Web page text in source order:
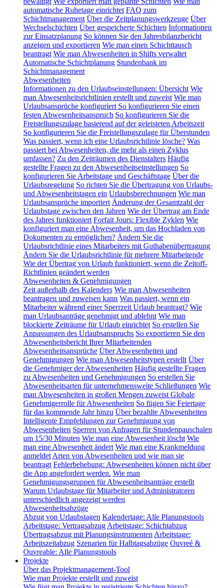
automatische Ruhetage einrichtet FAQ zum
Schichtmanagement Über die Zeitplanungswerkzeuge Über
Wechselschichten Über gespeicherte Schichten Informationen
zur Einsatzplanung So können Sie den Jahresbilanzbericht
anzeigen und exportieren Wie man einen Schichttausch
beantragt Wie man Abwesenheiten in Shifts verwaltet
Automatische Schichtplanung Stundenbank im
Schichtmanagement
Abwesenheiten
Informationen zu den Urlaubseinstellungen: Übersicht Wie
man Abwesenheitsrichtlinien erstellt und zuweist Wie man
Urlaubsansprüche konfiguriert So konfigurieren Sie einen
festen Abwesenheitsanspruch So konfigurieren Sie die
Freistellungszulage basierend auf der geleisteten Arbeitszeit
So konfigurieren Sie die Freistellungszulage für Überstunden
Was passiert, wenn ich eine Urlaubsrichtlinie lösche? Was
passiert bei Abwesenheiten, die mehr als einen Zyklus
umfassen? Zu den Zeiträumen des Dienstalters Häufig
gestellte Fragen zu den Abwesenheitseinstellungen So
konfigurieren Sie Arbeitstage und Geschäftstage Über die
Urlaubsregelung So richten Sie die Übertragung von Urlaubs-
und Abwesenheitstagen ein Urlaubsberechnungen Wie man
Urlaubsansprüche importiert Änderung der Gesamtzahl der
Urlaubstage zwischen den Jahren Wie der Übertrag am Ende
des Jahres funktioniert Forfait Jours: Flexible Zyklen Wie
konfiguriert man eine Abwesenheit, um das Hochladen von
Dokumenten zu ermöglichen? Ändern Sie die
Urlaubsrichtlinie eines Mitarbeiters mit Guthabenübertragung
Ändern Sie die Urlaubsrichtlinie für mehrere Mitarbeitende
Wie der Übertrag von Urlaub funktioniert, wenn die Zeitoff-
Richtlinien geändert werden
Abwesenheiten & Genehmigungen
Zeit außerhalb des Kalenders Wie man Abwesenheiten
beantragen und zuweisen kann Was passiert, wenn ein
Mitarbeiter während einer Sperrzeit Urlaub beantragt? Wie
man Urlaubsanträge genehmigt und ablehnt Wie man
blockierte Zeiträume für Urlaub einrichtet So erstellen Sie
Anpassungen des Urlaubsanspruchs So exportieren Sie den
Abwesenheitsbericht Ihrer Mitarbeitenden
Abwesenheitsansprüche Über Abwesenheiten und
Genehmigungen Wie man Abwesenheitstypen erstellt Über
die Genehmiger der Abwesenheiten Häufig gestellte Fragen
zu Abwesenheiten und Genehmigungen So erstellen Sie
Abwesenheitsarten für unternehmensweite Schließungen Wie
man Abwesenheiten in großen Mengen zuweist Globale
Genehmigerrolle für Abwesenheiten So fügen Sie Feiertage
für das kommende Jahr hinzu Über bezahlte Abwesenheiten
Intelligente Empfehlungen zur Genehmigung von
Abwesenheiten Sperren von Anfragen für Stundenpauschalen
um 15/30 Minuten Wie man eine Abwesenheit löscht Wie
man eine Abwesenheit ändert Wie man eine Krankmeldung
anmeldet Arten von Abwesenheiten und wie man sie
beantragt Fehlerbehebung: Abwesenheiten können nicht über
die App angefordert werden. Wie man
Genehmigungsgruppen für Abwesenheitsanträge erstellt
Warum Urlaubstage für Mitarbeiter und Administratoren
unterschiedlich angezeigt werden
Abwesenheitsabzüge
Abzug von Urlaubstagen Kalendertage: Alle Planungstools
Arbeitstage: Vertragsabzug Arbeitstage: Schichtabzug
Übertragsabzug mit Planungsinstrumenten Arbeitstage:
Arbeitszeitabzug Szenarien für Halbtagsabzüge Ouvreé &
Ouvreable: Alle Planungstools
Projekte
Über das Projektmanagement-Tool
Wie man Projekte erstellt und zuweist